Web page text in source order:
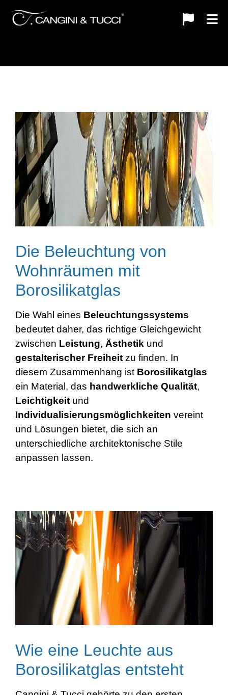
Die Beleuchtung von
Wohnräumen mit
Borosilikatglas
Die Wahl eines Beleuchtungssystems
bedeutet daher, das richtige Gleichgewicht
zwischen Leistung, Ästhetik und
gestalterischer Freiheit zu finden. In
diesem Zusammenhang ist Borosilikatglas
ein Material, das handwerkliche Qualität,
Leichtigkeit und
Individualisierungsmöglichkeiten vereint
und Lösungen bietet, die sich an
unterschiedliche architektonische Stile
anpassen lassen.
Wie eine Leuchte aus
Borosilikatglas entsteht